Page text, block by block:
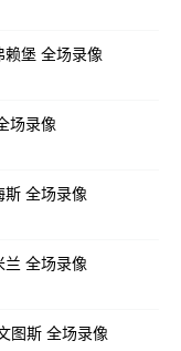
堡 全场录像
场录像
全场录像
全场录像
图斯 全场录像